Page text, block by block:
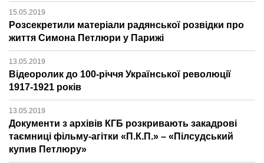
15.05.2019
Розсекретили матеріали радянської розвідки про
життя Симона Петлюри у Парижі
13.05.2019
Відеоролик до 100-річчя Української революції
1917-1921 років
13.05.2019
Документи з архівів КГБ розкривають закадрові
таємниці фільму-агітки «П.К.П.» – «Пілсудський
купив Петлюру»